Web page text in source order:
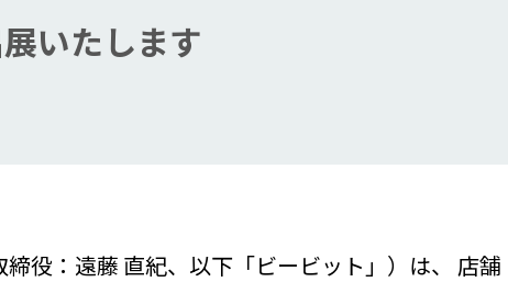
いたします
役：遠藤 直紀、以下「ビービット」）は、 店舗